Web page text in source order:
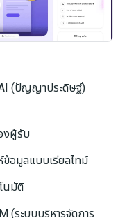
AI (ปัญญาประดิษฐ์)
งผู้รับ
ข้อมูลแบบเรียลไทม์
นมัติ
(ระบบบริหารจัดการ